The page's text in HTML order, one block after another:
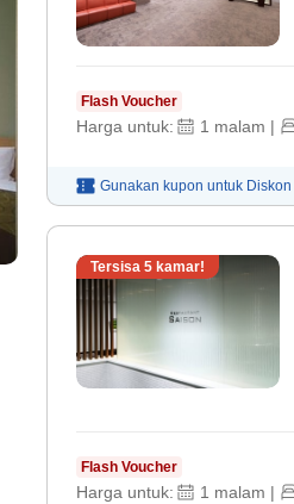
Flash Voucher
Harga untuk: 1 malam |
Gunakan kupon untuk Diskon
Tersisa 5 kamar!
Flash Voucher
Harga untuk: 1 malam |